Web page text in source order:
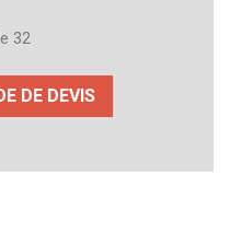
32
DE DEVIS